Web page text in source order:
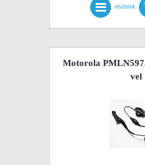
részletek
Motorola
vel